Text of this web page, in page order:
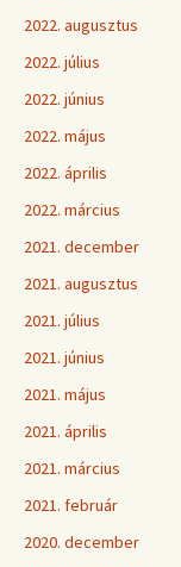
2022. augusztus
2022. július
2022. június
2022. május
2022. április
2022. március
2021. december
2021. augusztus
2021. július
2021. június
2021. május
2021. április
2021. március
2021. február
2020. december